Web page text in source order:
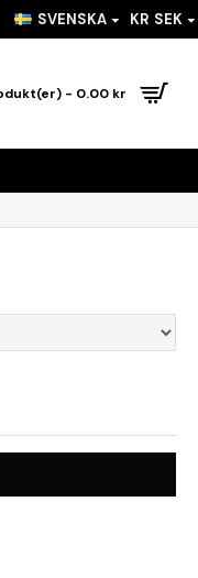
SVENSKA KR SEK
- 0.00 kr